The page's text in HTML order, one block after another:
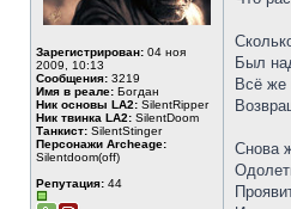
Зарегистрирован: 04 ноя
2009, 10:13
Сообщения: 3219
Имя в реале: Богдан
Ник основы LA2: SilentRipper
Ник твинка LA2: SilentDoom
Танкист: SilentStinger
Персонажи Archeage:
Silentdoom(off)
Репутация: 44
Был
Всё же
Снова